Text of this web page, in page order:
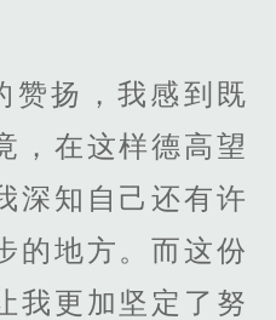
赞扬，我感到既
，在这样德高望
深知自己还有许
的地方。而这份
我更加坚定了努